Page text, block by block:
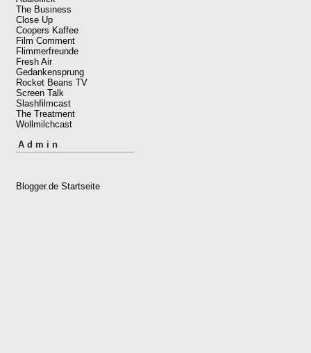
The Business
Close Up
Coopers Kaffee
Film Comment
Flimmerfreunde
Fresh Air
Gedankensprung
Rocket Beans TV
Screen Talk
Slashfilmcast
The Treatment
Wollmilchcast
Admin
Blogger.de Startseite